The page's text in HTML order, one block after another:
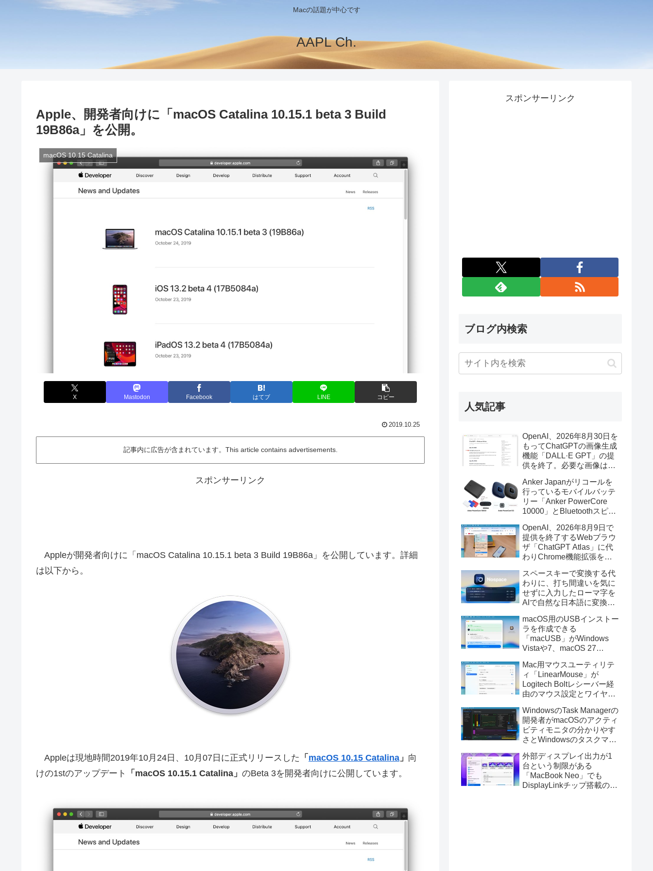
Macの話題が中心です
AAPL Ch.
Apple、開発者向けに「macOS Catalina 10.15.1 beta 3 Build
19B86a」を公開。
macOS 10.15 Catalina
X Mastodon Facebook はてブ LINE コピー
2019.10.25
記事内に広告が含まれています。This article contains advertisements.
スポンサーリンク
Appleが開発者向けに「macOS Catalina 10.15.1 beta 3 Build 19B86a」を公開しています。詳細
は以下から。
Appleは現地時間2019年10月24日、10月07日に正式リリースした 「 macOS 10.15 Catalina 」 向
けの1stのアップデート
「macOS 10.15.1 Catalina」 のBeta 3を開発者向けに公開しています。
スポンサーリンク
ブログ内検索
人気記事
OpenAI、2026年8月30日を
もってChatGPTの画像生成
機能「DALL·E GPT」の提
供を終了。必要な画像は期
Anker Japanがリコールを
行っているモバイルバッテ
リー「Anker PowerCore
10000」とBluetoothスピー
辺を焼損する火災が6月に3
件発生していたそうなので
注意を。
OpenAI、2026年8月9日で
提供を終了するWebブラウ
ザ「ChatGPT Atlas」に代
わりChrome機能拡張をア
画の質問やAsk ChatGPT機
能を追加。
スペースキーで変換する代
わりに、打ち間違いを気に
せずに入力したローマ字を
AIで自然な日本語に変換し
力アプリ「Nospace」がリ
リース。
macOS用のUSBインストー
ラを作成できる
「macUSB」がWindows
Vistaや7、macOS 27
トーラの作成に対応。
Mac用マウスユーティリテ
ィ「LinearMouse」が
Logitech Boltレシーバー経
由のマウス設定とワイヤレ
ックボールに対応。
WindowsのTask Managerの
開発者がmacOSのアクティ
ビティモニタの分かりやす
さとWindowsのタスクマネ
Mac用システムモニタアプ
リ「Task Manager TMOG」
のBeta版を公開。
外部ディスプレイ出力が1
台という制限がある
「MacBook Neo」でも
DisplayLinkチップ搭載の